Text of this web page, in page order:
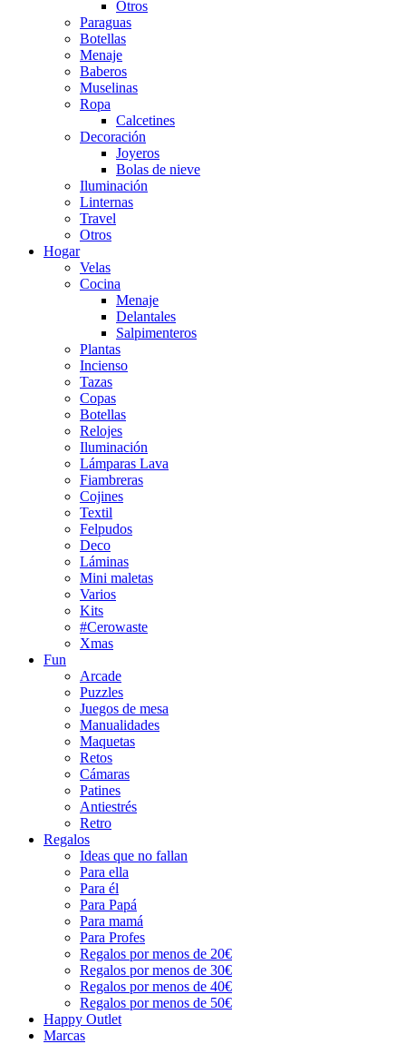
Otros
Paraguas
Botellas
Menaje
Baberos
Muselinas
Ropa
Calcetines
Decoración
Joyeros
Bolas de nieve
Iluminación
Linternas
Travel
Otros
Hogar
Velas
Cocina
Menaje
Delantales
Salpimenteros
Plantas
Incienso
Tazas
Copas
Botellas
Relojes
Iluminación
Lámparas Lava
Fiambreras
Cojines
Textil
Felpudos
Deco
Láminas
Mini maletas
Varios
Kits
#Cerowaste
Xmas
Fun
Arcade
Puzzles
Juegos de mesa
Manualidades
Maquetas
Retos
Cámaras
Patines
Antiestrés
Retro
Regalos
Ideas que no fallan
Para ella
Para él
Para Papá
Para mamá
Para Profes
Regalos por menos de 20€
Regalos por menos de 30€
Regalos por menos de 40€
Regalos por menos de 50€
Happy Outlet
Marcas